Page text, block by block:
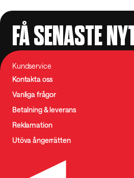
FÅ SENASTE
Kundservice
Kontakta oss
Vanliga frågor
Betalning & leverans
Reklamation
Utöva ångerrätten